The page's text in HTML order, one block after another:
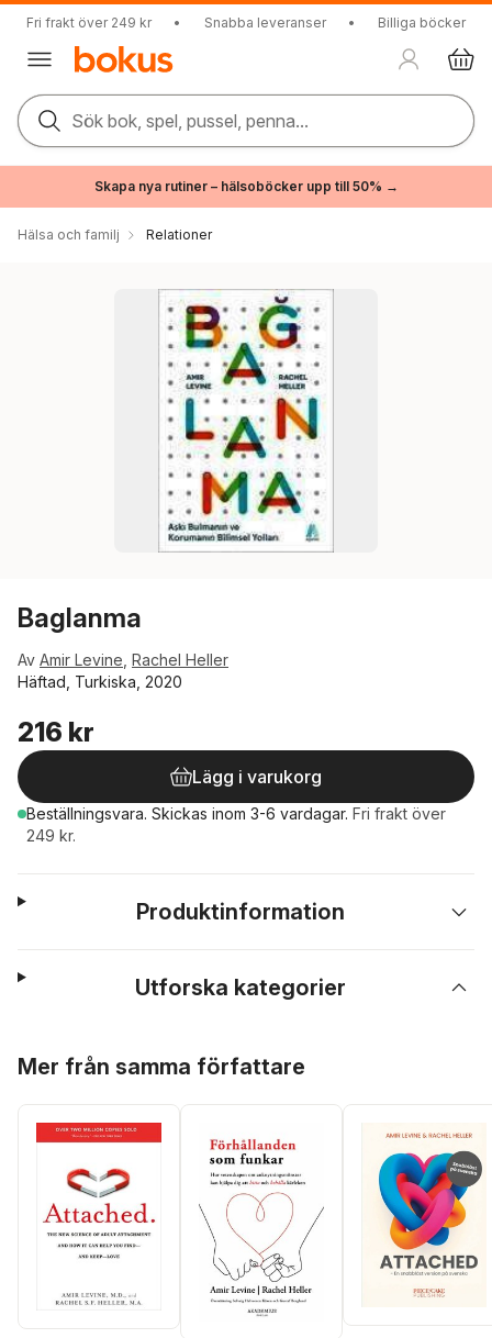
Fri frakt över 249 kr • Snabba leveranser • Billiga böcker
Sök bok, spel, pussel, penna...
Skapa nya rutiner – hälsoböcker upp till 50% →
Hälsa och familj Relationer
Baglanma
Av Amir Levine Rachel Heller
Häftad, Turkiska, 2020
216 kr
Lägg i varukorg
Beställningsvara. Skickas inom 3-6 vardagar. Fri frakt över
249 kr.
Produktinformation
Utforska kategorier
Mer från samma författare